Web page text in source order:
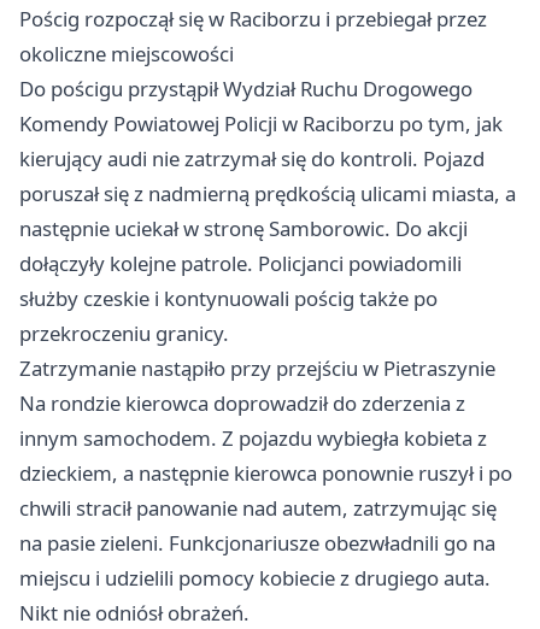
Pościg rozpoczął się w Raciborzu i przebiegał przez
okoliczne miejscowości
Do pościgu przystąpił Wydział Ruchu Drogowego
Komendy Powiatowej Policji w Raciborzu po tym, jak
kierujący audi nie zatrzymał się do kontroli. Pojazd
poruszał się z nadmierną prędkością ulicami miasta, a
następnie uciekał w stronę Samborowic. Do akcji
dołączyły kolejne patrole. Policjanci powiadomili
służby czeskie i kontynuowali pościg także po
przekroczeniu granicy.
Zatrzymanie nastąpiło przy przejściu w Pietraszynie
Na rondzie kierowca doprowadził do zderzenia z
innym samochodem. Z pojazdu wybiegła kobieta z
dzieckiem, a następnie kierowca ponownie ruszył i po
chwili stracił panowanie nad autem, zatrzymując się
na pasie zieleni. Funkcjonariusze obezwładnili go na
miejscu i udzielili pomocy kobiecie z drugiego auta.
Nikt nie odniósł obrażeń.